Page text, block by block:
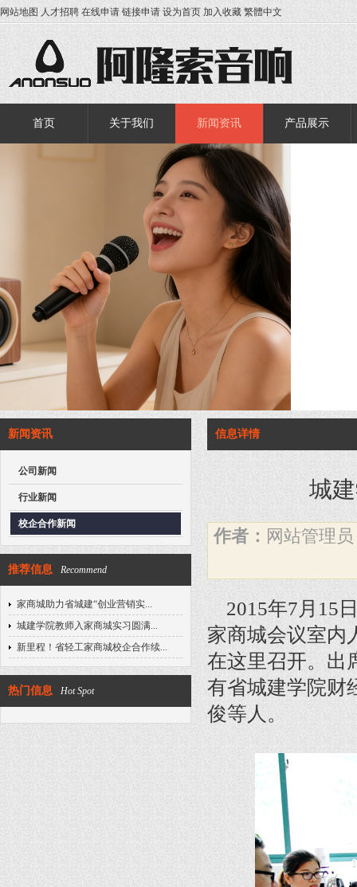
网站地图 人才招聘 在线申请 链接申请 设为首页 加入收藏 繁體中文
首页 关于我们 新闻资讯 产品展示
新闻资讯
公司新闻
行业新闻
校企合作新闻
推荐信息 Recommend
家商城助力省城建“创业营销实...
城建学院教师入家商城实习圆满...
新里程！省轻工家商城校企合作续...
热门信息 Hot Spot
信息详情
城
作者： 网站管理
2015年7月15
家商城会议室内
在这里召开。出
有省城建学院财
俊等人。